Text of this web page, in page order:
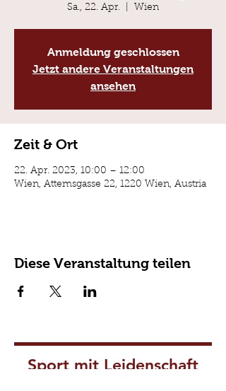
Sa., 22. Apr. Wien
Anmeldung geschlossen
Jetzt andere Veranstaltungen
ansehen
Zeit & Ort
22. Apr. 2023, 10:00 – 12:00
Wien, Attemsgasse 22, 1220 Wien, Austria
Diese Veranstaltung teilen
Sport mit Leidenschaft